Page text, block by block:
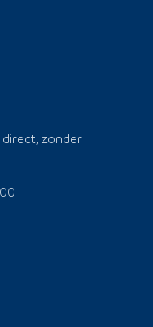
direct, zonder